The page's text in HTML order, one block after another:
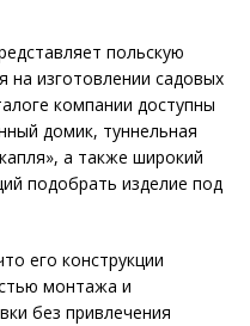
польскую
изготовлении садовых
компании доступны
домик, туннельная
а также широкий
подобрать изделие под
его конструкции
монтажа и
без привлечения